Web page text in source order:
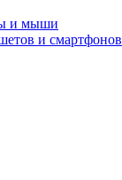
и мыши
и смартфонов